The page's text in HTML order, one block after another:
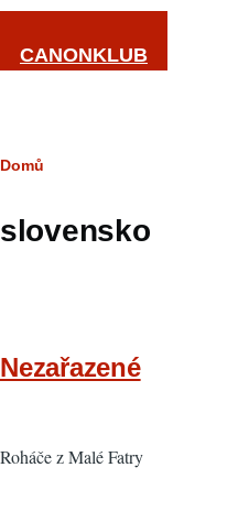
Přejít k hlavnímu obsahu
CANONKLUB
Drobečková
Domů
slovensko
Nezařazené
Roháče z Malé Fatry